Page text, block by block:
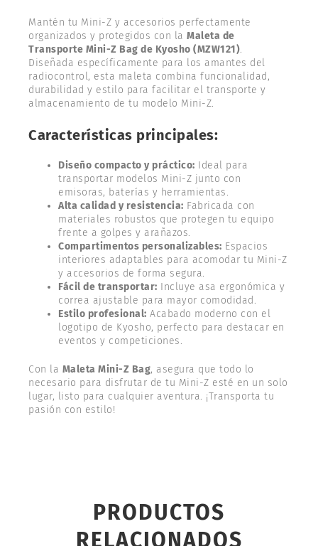
Mantén tu Mini-Z y accesorios perfectamente
organizados y protegidos con la Maleta de
Transporte Mini-Z Bag de Kyosho (MZW121).
Diseñada específicamente para los amantes del
radiocontrol, esta maleta combina funcionalidad,
durabilidad y estilo para facilitar el transporte y
almacenamiento de tu modelo Mini-Z.
Características principales:
Diseño compacto y práctico: Ideal para
transportar modelos Mini-Z junto con
emisoras, baterías y herramientas.
Alta calidad y resistencia: Fabricada con
materiales robustos que protegen tu equipo
frente a golpes y arañazos.
Compartimentos personalizables: Espacios
interiores adaptables para acomodar tu Mini-Z
y accesorios de forma segura.
Fácil de transportar: Incluye asa ergonómica y
correa ajustable para mayor comodidad.
Estilo profesional: Acabado moderno con el
logotipo de Kyosho, perfecto para destacar en
eventos y competiciones.
Con la Maleta Mini-Z Bag, asegura que todo lo
necesario para disfrutar de tu Mini-Z esté en un solo
lugar, listo para cualquier aventura. ¡Transporta tu
pasión con estilo!
PRODUCTOS
RELACIONADOS